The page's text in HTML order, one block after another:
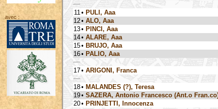
avec :
11 • PULI, Aaa
12• ALO, Aaa
13• PINCI, Aaa
14• ALARE, Aaa
15• BRUJO, Aaa
16• PALIO, Aaa
17• ARIGONI, Franca
18• MALANDES (?), Teresa
19• SAZERA, Antonio Francesco (Ant.o
20• PRINJETTI, Innocenza